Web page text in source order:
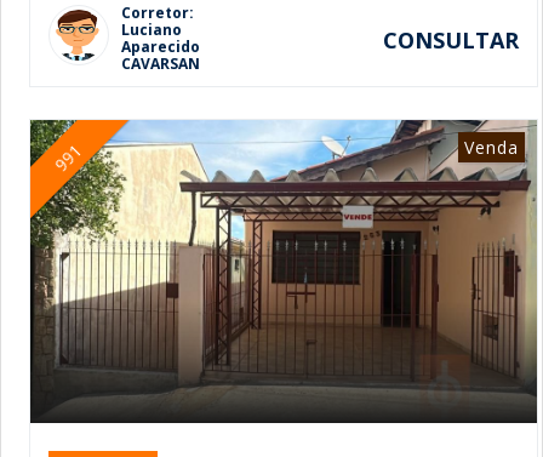
Corretor:
Luciano
Aparecido
CAVARSAN
CONSULTAR
991 Venda